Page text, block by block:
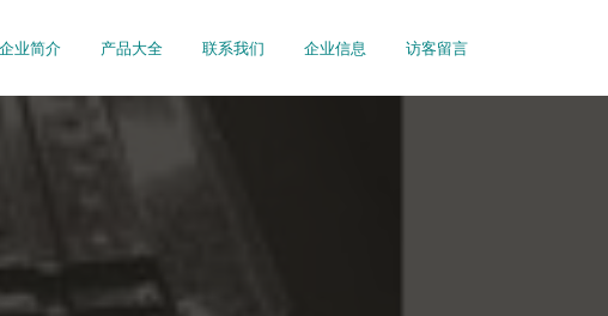
企业简介 产品大全 联系我们 企业信息 访客留言